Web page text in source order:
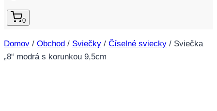
0
Domov / Obchod / Sviečky / Číselné sviecky / Sviečka
„8“ modrá s korunkou 9,5cm